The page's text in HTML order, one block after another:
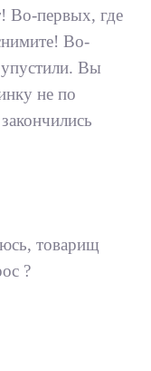
Во-первых, где
Во-
Вы
не по
товарищ
?